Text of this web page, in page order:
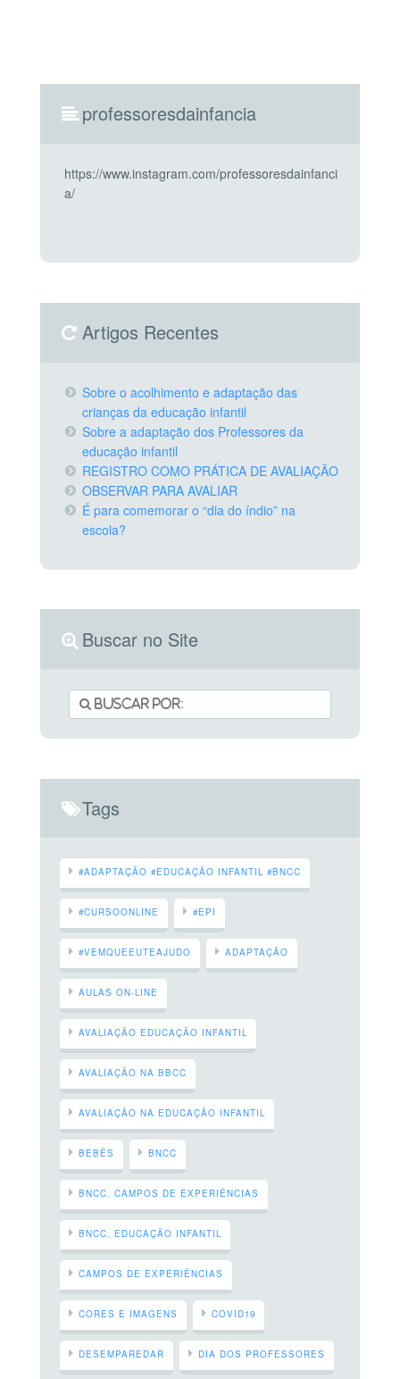
professoresdainfancia
https://www.instagram.com/professoresdainfanci
a/
Artigos Recentes
Sobre o acolhimento e adaptação das
crianças da educação infantil
Sobre a adaptação dos Professores da
educação infantil
REGISTRO COMO PRÁTICA DE AVALIAÇÃO
OBSERVAR PARA AVALIAR
É para comemorar o “dia do índio” na
escola?
Buscar no Site
Tags
#ADAPTAÇÃO #EDUCAÇÃO INFANTIL #BNCC
#CURSOONLINE #EPI
#VEMQUEEUTEAJUDO ADAPTAÇÃO
AULAS ON-LINE
AVALIAÇÃO EDUCAÇÃO INFANTIL
AVALIAÇÃO NA BBCC
AVALIAÇÃO NA EDUCAÇÃO INFANTIL
BEBÊS BNCC
BNCC. CAMPOS DE EXPERIÊNCIAS
BNCC. EDUCAÇÃO INFANTIL
CAMPOS DE EXPERIÊNCIAS
CORES E IMAGENS COVID19
DESEMPAREDAR DIA DOS PROFESSORES